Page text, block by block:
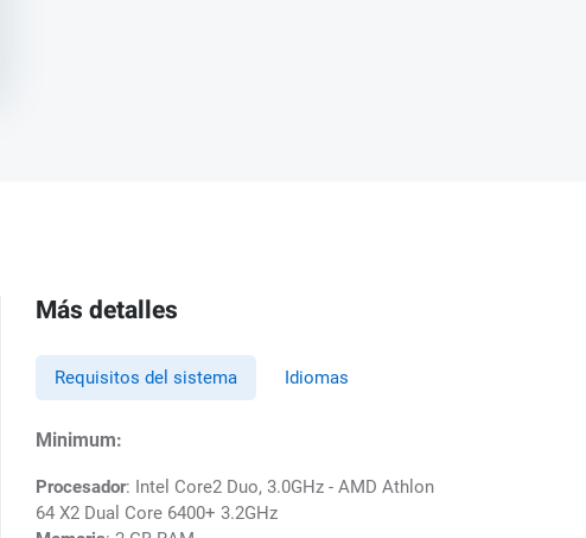
Más detalles
Requisitos del sistema Idiomas
Minimum:
Procesador: Intel Core2 Duo, 3.0GHz - AMD Athlon
64 X2 Dual Core 6400+ 3.2GHz